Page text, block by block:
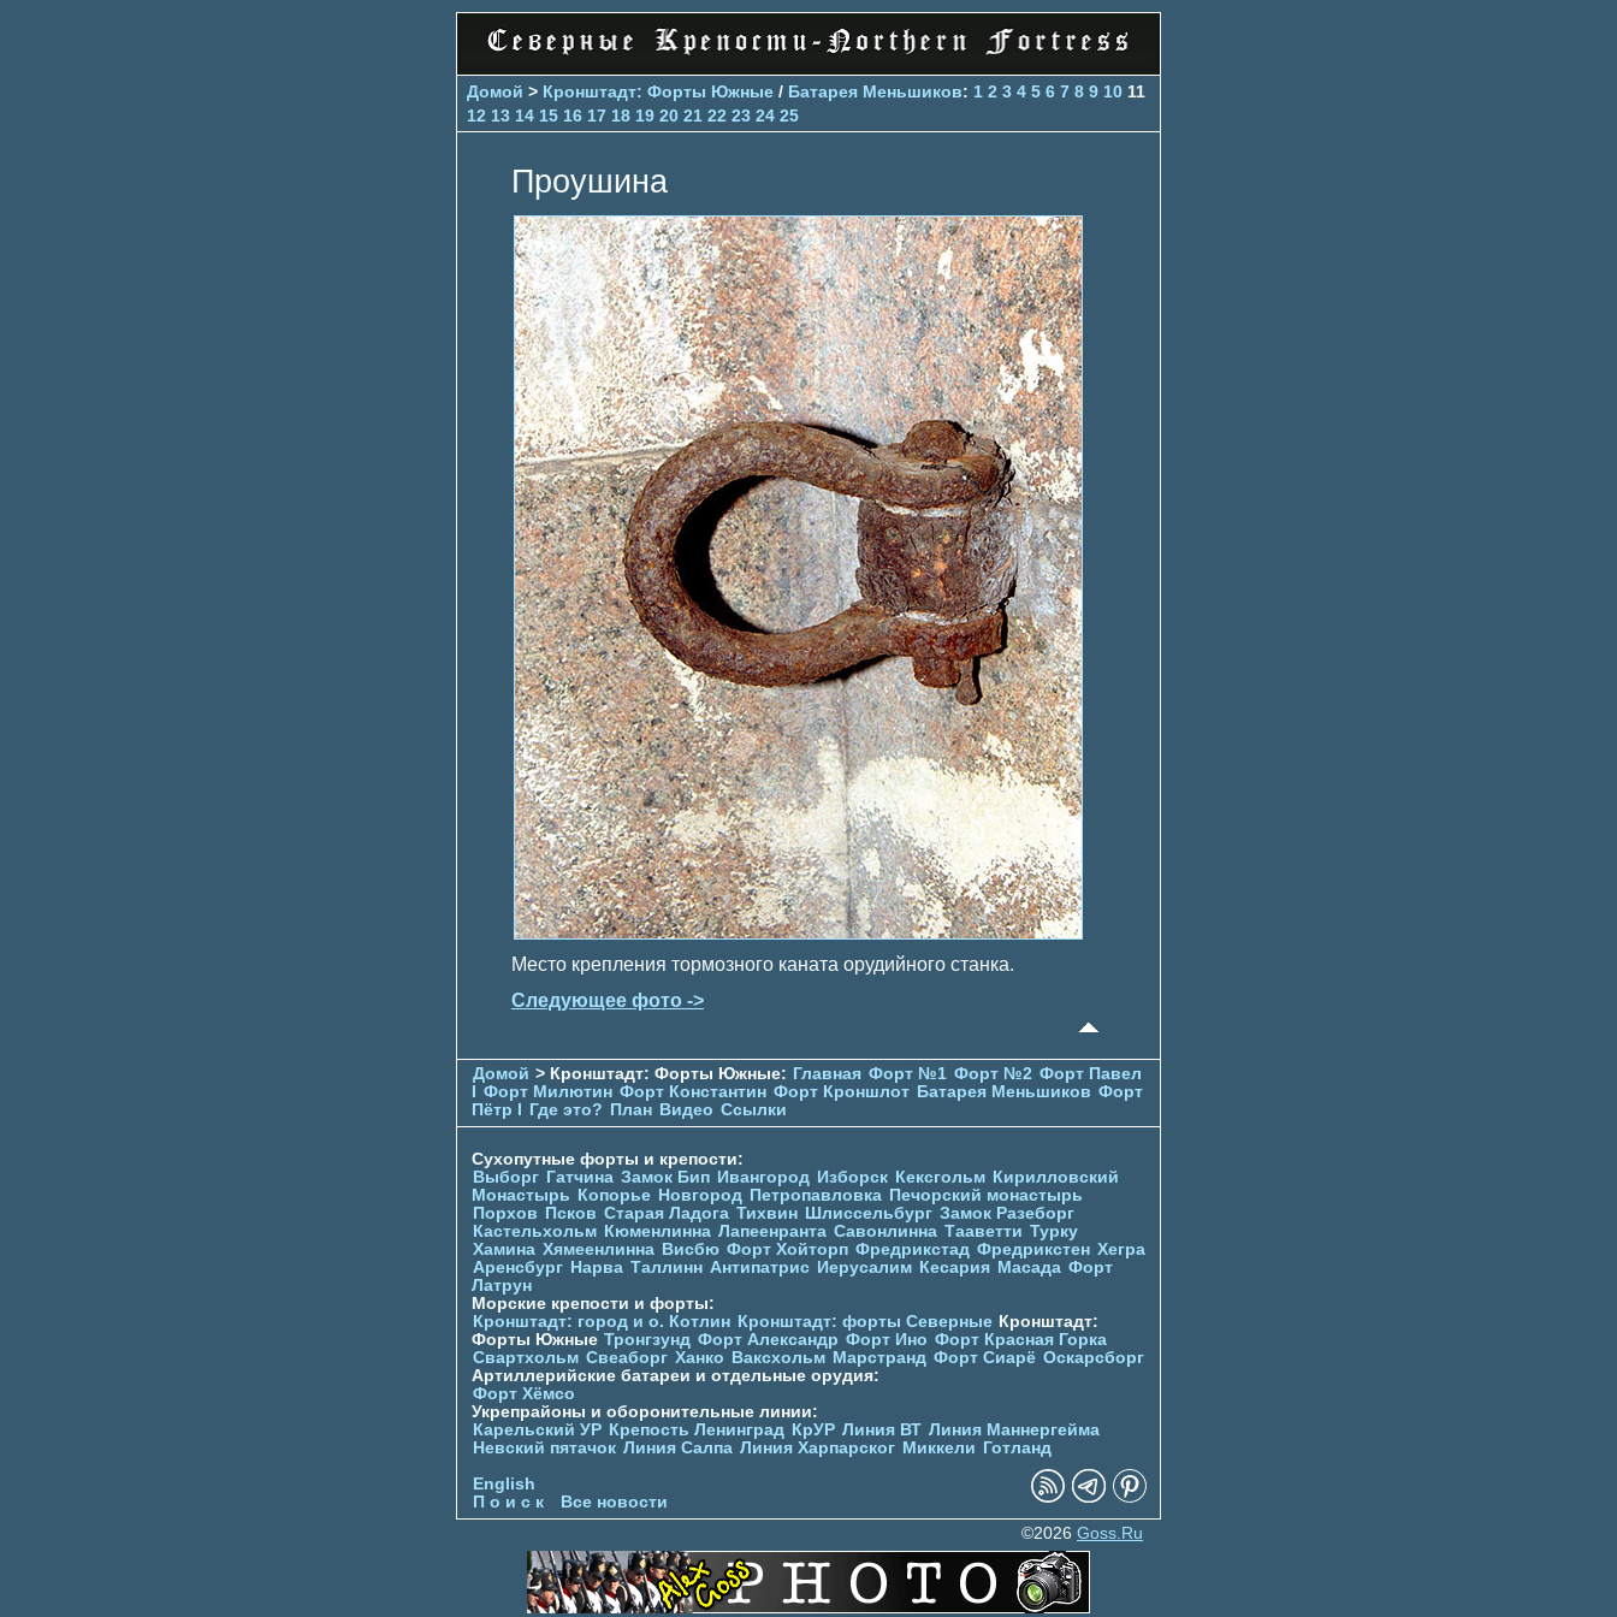
Домой > Кронштадт: Форты Южные / Батарея Меньшиков: 1 2 3 4 5 6 7 8 9 10 11
12 13 14 15 16 17 18 19 20 21 22 23 24 25
Проушина
Место крепления тормозного каната орудийного станка.
Следующее фото ->
Домой > Кронштадт: Форты Южные: Главная Форт №1 Форт №2 Форт Павел
Форт Милютин Форт Константин Форт Кроншлот Батарея Меньшиков Форт
Пётр I
Где это? План Видео Ссылки
Сухопутные форты и крепости:
Выборг Гатчина Замок Бип Ивангород Изборск Кексгольм Кирилловский
Монастырь
Копорье Новгород Петропавловка Печорcкий монастырь
Порхов
Псков Старая Ладога Тихвин Шлиссельбург Замок Разеборг
Кастельхольм Кюменлинна Лапеенранта Савонлинна Тааветти Турку
Хамина Хямеенлинна Висбю Форт Хойторп Фредрикстад Фредрикстен Хегра
Аренсбург Нарва Таллинн Антипатрис Иерусалим Кесария Масада Форт
Латрун
Морские крепости и форты:
Кронштадт: город и о. Котлин Кронштадт: форты Северные Кронштадт:
Форты Южные Тронгзунд Форт Александр Форт Ино Форт Красная Горка
Свартхольм Свеаборг Ханко Ваксхольм Марстранд Форт Сиарё Оскарсборг
Артиллерийские батареи и отдельные орудия:
Форт Хёмсо
Укрепрайоны и оборонительные линии:
Карельский УР Крепость Ленинград КрУР Линия ВТ Линия Маннергейма
Невский пятачок Линия Салпа Линия Харпарског Миккели
Готланд
English
П о и с к
Все новости
©2026 Goss.Ru